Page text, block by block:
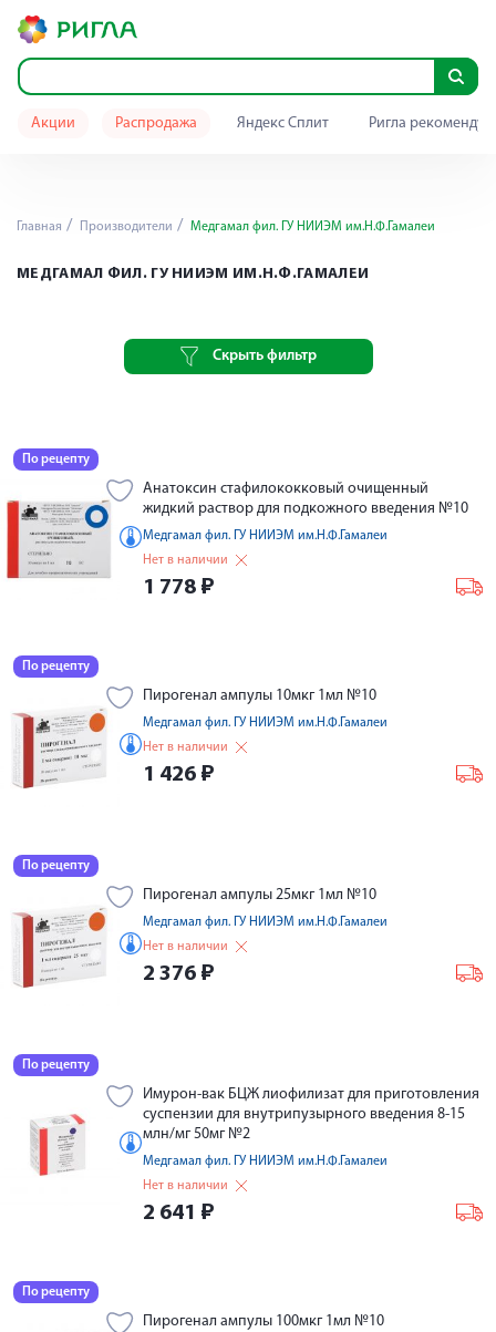
Акции Распродажа Яндекс Сплит Ригла
Главная Производители Медгамал фил. ГУ НИИЭМ им.Н.Ф.Гамалеи
МЕДГАМАЛ ФИЛ. ГУ НИИЭМ ИМ.Н.Ф.ГАМАЛЕИ
Скрыть фильтр
По рецепту
Анатоксин стафилококковый очищенный
жидкий раствор для подкожного введения №10
Медгамал фил. ГУ НИИЭМ им.Н.Ф.Гамалеи
Нет в наличии
1 778 ₽
По рецепту
Пирогенал ампулы 10мкг 1мл №10
Медгамал фил. ГУ НИИЭМ им.Н.Ф.Гамалеи
Нет в наличии
1 426 ₽
По рецепту
Пирогенал ампулы 25мкг 1мл №10
Медгамал фил. ГУ НИИЭМ им.Н.Ф.Гамалеи
Нет в наличии
2 376 ₽
По рецепту
Имурон-вак БЦЖ лиофилизат для приготовления
суспензии для внутрипузырного введения 8-15
млн/мг 50мг №2
Медгамал фил. ГУ НИИЭМ им.Н.Ф.Гамалеи
Нет в наличии
2 641 ₽
По рецепту
Пирогенал ампулы 100мкг 1мл №10